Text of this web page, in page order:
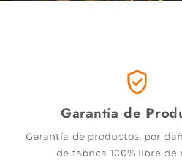
verified_user
Garantía de
Garantía de productos, por
de fabrica 100% libre de